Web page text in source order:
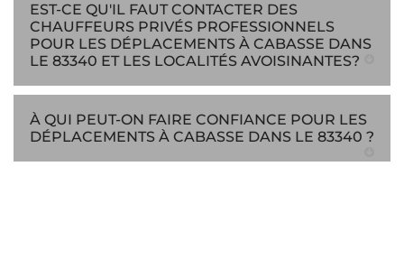
EST-CE QU'IL FAUT CONTACTER DES
CHAUFFEURS PRIVÉS PROFESSIONNELS
POUR LES DÉPLACEMENTS À CABASSE DANS
LE 83340 ET LES LOCALITÉS AVOISINANTES?
À QUI PEUT-ON FAIRE CONFIANCE POUR LES
DÉPLACEMENTS À CABASSE DANS LE 83340 ?